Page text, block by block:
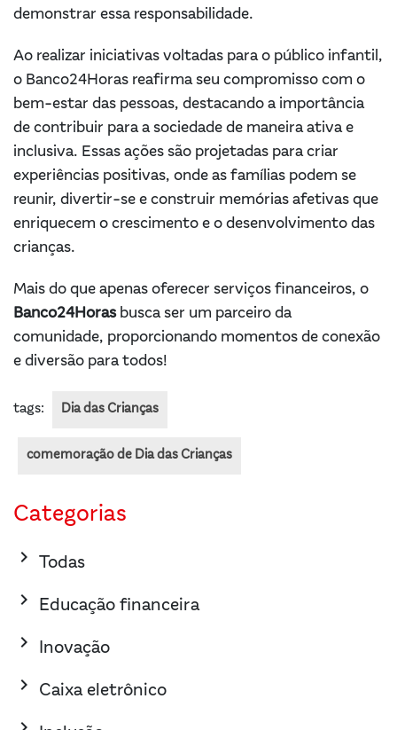
demonstrar essa responsabilidade.
Ao realizar iniciativas voltadas para o público infantil,
o Banco24Horas reafirma seu compromisso com o
bem-estar das pessoas, destacando a importância
de contribuir para a sociedade de maneira ativa e
inclusiva. Essas ações são projetadas para criar
experiências positivas, onde as famílias podem se
reunir, divertir-se e construir memórias afetivas que
enriquecem o crescimento e o desenvolvimento das
crianças.
Mais do que apenas oferecer serviços financeiros, o
Banco24Horasbusca ser um parceiro da
comunidade, proporcionando momentos de conexão
e diversão para todos!
tags: Dia das Crianças
comemoração de Dia das Crianças
Categorias
keyboard_arrow_right Todas
keyboard_arrow_right Educação financeira
keyboard_arrow_right Inovação
keyboard_arrow_right Caixa eletrônico